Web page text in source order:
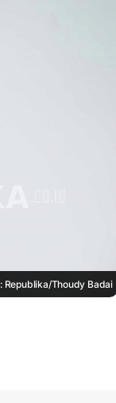
Republika/Thoudy Badai